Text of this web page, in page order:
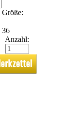
36
Anzahl: